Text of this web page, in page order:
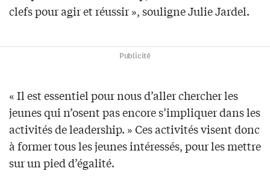
clefs pour agir et réussir », souligne Julie Jardel.
Publicité
« Il est essentiel pour nous d’aller chercher les
jeunes qui n’osent pas encore s’impliquer dans les
activités de leadership. » Ces activités visent donc
à former tous les jeunes intéressés, pour les mettre
sur un pied d’égalité.